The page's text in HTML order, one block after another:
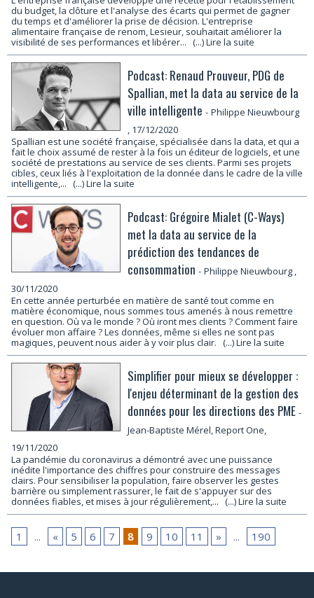
du budget, la clôture et l'analyse des écarts qui permet de gagner
du temps et d'améliorer la prise de décision. L'entreprise
alimentaire française de renom, Lesieur, souhaitait améliorer la
visibilité de ses performances et libérer... (...) Lire la suite
Podcast: Renaud Prouveur, PDG de
Spallian, met la data au service de la
ville intelligente - Philippe Nieuwbourg
, 17/12/2020
Spallian est une société française, spécialisée dans la data, et qui a
fait le choix assumé de rester à la fois un éditeur de logiciels, et une
société de prestations au service de ses clients. Parmi ses projets
cibles, ceux liés à l'exploitation de la donnée dans le cadre de la ville
intelligente,... (...) Lire la suite
Podcast: Grégoire Mialet (C-Ways)
met la data au service de la
prédiction des tendances de
consommation - Philippe Nieuwbourg ,
30/11/2020
En cette année perturbée en matière de santé tout comme en
matière économique, nous sommes tous amenés à nous remettre
en question. Où va le monde ? Où iront mes clients ? Comment faire
évoluer mon affaire ? Les données, même si elles ne sont pas
magiques, peuvent nous aider à y voir plus clair. (...) Lire la suite
Simplifier pour mieux se développer :
l'enjeu déterminant de la gestion des
données pour les directions des PME -
Jean-Baptiste Mérel, Report One,
19/11/2020
La pandémie du coronavirus a démontré avec une puissance
inédite l'importance des chiffres pour construire des messages
clairs. Pour sensibiliser la population, faire observer les gestes
barrière ou simplement rassurer, le fait de s'appuyer sur des
données fiables, et mises à jour régulièrement,... (...) Lire la suite
1 ... « 5 6 7 8 9 10 11 » ... 190